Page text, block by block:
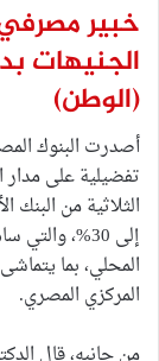
خبير
الجنيهات
(الوطن)
أصدرت البنوك
تفضيلية على مدار
الثلاثية من
إلى 30%،
المحلي، بما
المركزي المصري.